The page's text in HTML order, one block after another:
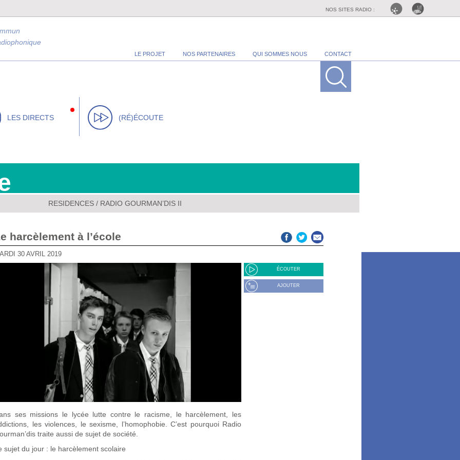
NOS SITES RADIO :
LE PROJET NOS PARTENAIRES QUI SOMMES NOUS CONTACT
LES DIRECTS (RÉ)ÉCOUTE
RESIDENCES / RADIO GOURMAN’DIS II
Le harcèlement à l’école
MARDI 30 AVRIL 2019
ÉCOUTER
AJOUTER
ses missions le lycée lutte contre le racisme, le harcèlement, les
les violences, le sexisme, l’homophobie. C’est pourquoi Radio
traite aussi de sujet de société.
sujet du jour : le harcèlement scolaire